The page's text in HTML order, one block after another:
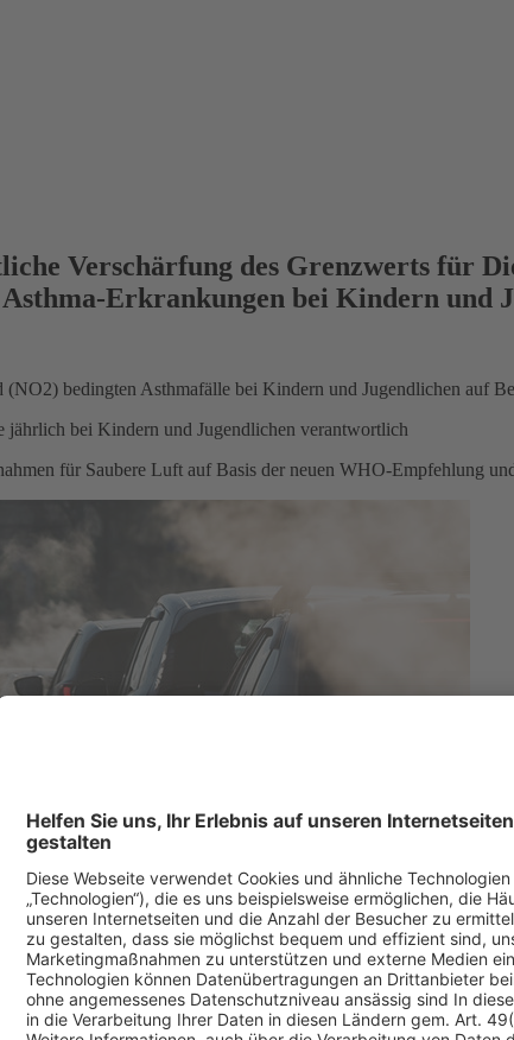
Verschärfung des Grenzwerts für
Erkrankungen bei Kindern und
bedingten Asthmafälle bei Kindern und Jugendlichen auf
bei Kindern und Jugendlichen verantwortlich
für Saubere Luft auf Basis der neuen WHO-Empfehlung